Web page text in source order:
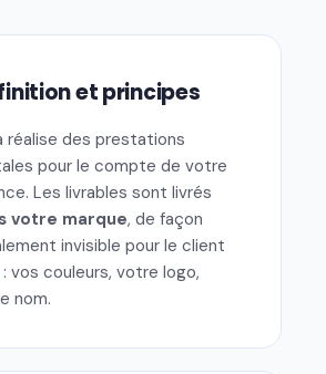
et principes
réalise des prestations
pour le compte de votre
Les livrables sont livrés
votre marque, de façon
invisible pour le client
vos couleurs, votre logo,
nom.